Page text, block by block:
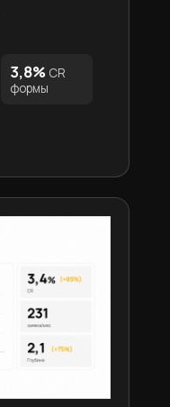
3,8% CR
формы